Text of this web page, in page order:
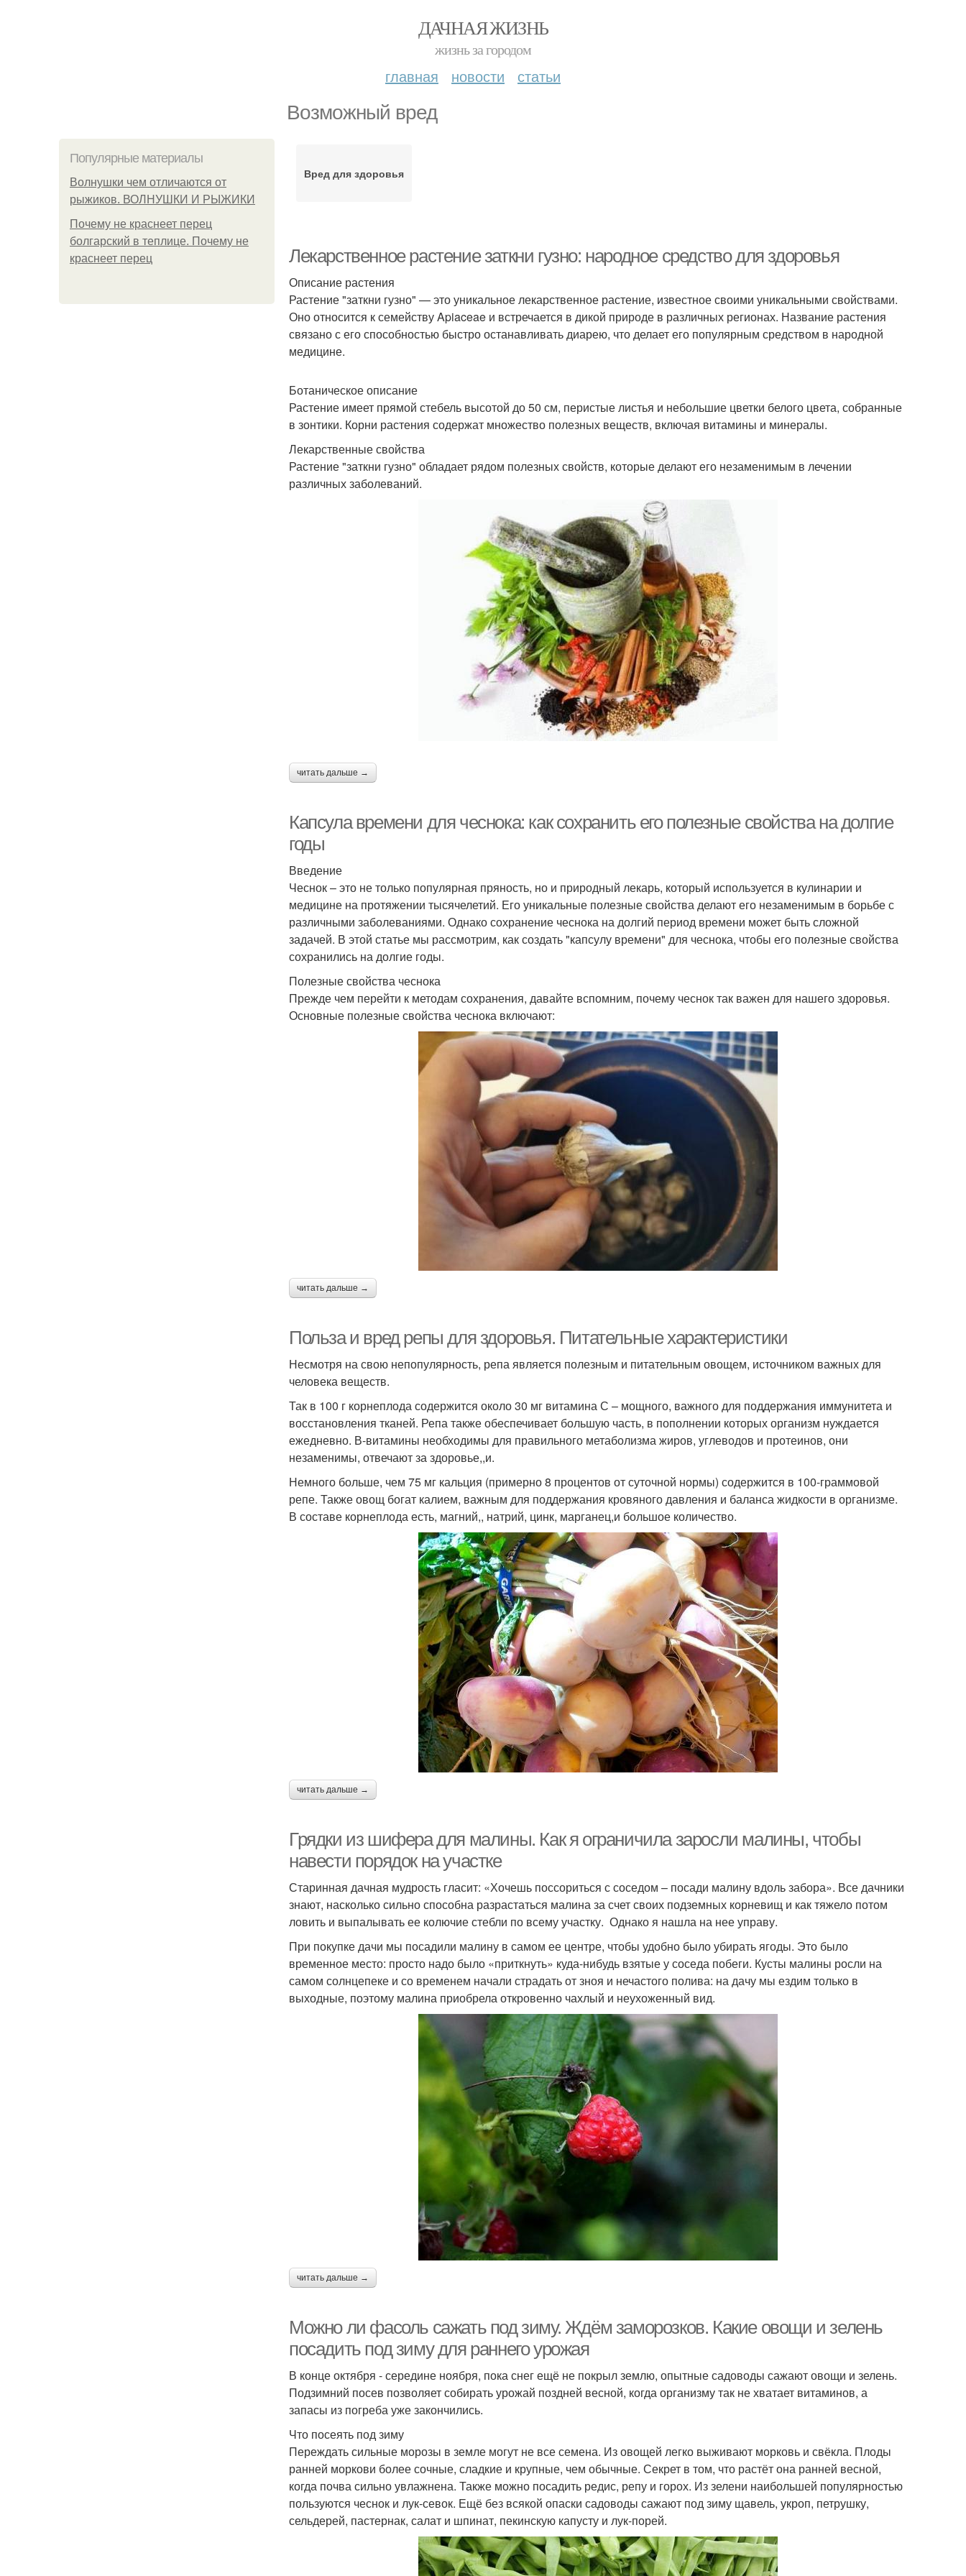
ДАЧНАЯ ЖИЗНЬ
жизнь за городом
главная новости статьи
Возможный вред
Популярные материалы
Волнушки чем отличаются от
рыжиков. ВОЛНУШКИ И РЫЖИКИ
Почему не краснеет перец
болгарский в теплице. Почему не
краснеет перец
Вред для здоровья
Лекарственное растение заткни гузно: народное средство для здоровья
Описание растения
Растение "заткни гузно" — это уникальное лекарственное растение, известное своими уникальными свойствами.
Оно относится к семейству Apiaceae и встречается в дикой природе в различных регионах. Название растения
связано с его способностью быстро останавливать диарею, что делает его популярным средством в народной
медицине.
Ботаническое описание
Растение имеет прямой стебель высотой до 50 см, перистые листья и небольшие цветки белого цвета, собранные
в зонтики. Корни растения содержат множество полезных веществ, включая витамины и минералы.
Лекарственные свойства
Растение "заткни гузно" обладает рядом полезных свойств, которые делают его незаменимым в лечении
различных заболеваний.
читать дальше →
Капсула времени для чеснока: как сохранить его полезные свойства на долгие
годы
Введение
Чеснок – это не только популярная пряность, но и природный лекарь, который используется в кулинарии и
медицине на протяжении тысячелетий. Его уникальные полезные свойства делают его незаменимым в борьбе с
различными заболеваниями. Однако сохранение чеснока на долгий период времени может быть сложной
задачей. В этой статье мы рассмотрим, как создать "капсулу времени" для чеснока, чтобы его полезные свойства
сохранились на долгие годы.
Полезные свойства чеснока
Прежде чем перейти к методам сохранения, давайте вспомним, почему чеснок так важен для нашего здоровья.
Основные полезные свойства чеснока включают:
читать дальше →
Польза и вред репы для здоровья. Питательные характеристики
Несмотря на свою непопулярность, репа является полезным и питательным овощем, источником важных для
человека веществ.
Так в 100 г корнеплода содержится около 30 мг витамина С – мощного, важного для поддержания иммунитета и
восстановления тканей. Репа также обеспечивает большую часть, в пополнении которых организм нуждается
ежедневно. В-витамины необходимы для правильного метаболизма жиров, углеводов и протеинов, они
незаменимы, отвечают за здоровье,,и.
Немного больше, чем 75 мг кальция (примерно 8 процентов от суточной нормы) содержится в 100-граммовой
репе. Также овощ богат калием, важным для поддержания кровяного давления и баланса жидкости в организме.
В составе корнеплода есть, магний,, натрий, цинк, марганец,и большое количество.
читать дальше →
Грядки из шифера для малины. Как я ограничила заросли малины, чтобы
навести порядок на участке
Старинная дачная мудрость гласит: «Хочешь поссориться с соседом – посади малину вдоль забора». Все дачники
знают, насколько сильно способна разрастаться малина за счет своих подземных корневищ и как тяжело потом
ловить и выпалывать ее колючие стебли по всему участку. Однако я нашла на нее управу.
При покупке дачи мы посадили малину в самом ее центре, чтобы удобно было убирать ягоды. Это было
временное место: просто надо было «приткнуть» куда-нибудь взятые у соседа побеги. Кусты малины росли на
самом солнцепеке и со временем начали страдать от зноя и нечастого полива: на дачу мы ездим только в
выходные, поэтому малина приобрела откровенно чахлый и неухоженный вид.
читать дальше →
Можно ли фасоль сажать под зиму. Ждём заморозков. Какие овощи и зелень
посадить под зиму для раннего урожая
В конце октября - середине ноября, пока снег ещё не покрыл землю, опытные садоводы сажают овощи и зелень.
Подзимний посев позволяет собирать урожай поздней весной, когда организму так не хватает витаминов, а
запасы из погреба уже закончились.
Что посеять под зиму
Переждать сильные морозы в земле могут не все семена. Из овощей легко выживают морковь и свёкла. Плоды
ранней моркови более сочные, сладкие и крупные, чем обычные. Секрет в том, что растёт она ранней весной,
когда почва сильно увлажнена. Также можно посадить редис, репу и горох. Из зелени наибольшей популярностью
пользуются чеснок и лук-севок. Ещё без всякой опаски садоводы сажают под зиму щавель, укроп, петрушку,
сельдерей, пастернак, салат и шпинат, пекинскую капусту и лук-порей.